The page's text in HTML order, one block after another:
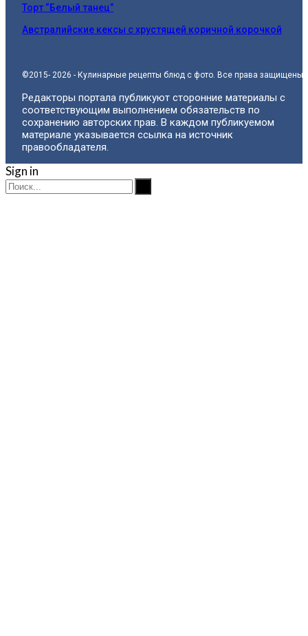
Торт “Белый танец”
Австралийские кексы с хрустящей коричной корочкой
©2015- 2026 - Кулинарные рецепты блюд с фото. Все права защищены.
Редакторы портала публикуют сторонние материалы с
соответствующим выполнением обязательств по
сохранению авторских прав. В каждом публикуемом
материале указывается ссылка на источник
правообладателя.
Sign in